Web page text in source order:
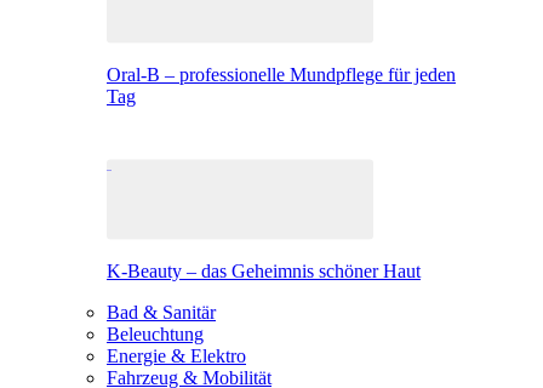
Oral-B – professionelle Mundpflege für jeden
Tag
K-Beauty – das Geheimnis schöner Haut
Bad & Sanitär
Beleuchtung
Energie & Elektro
Fahrzeug & Mobilität